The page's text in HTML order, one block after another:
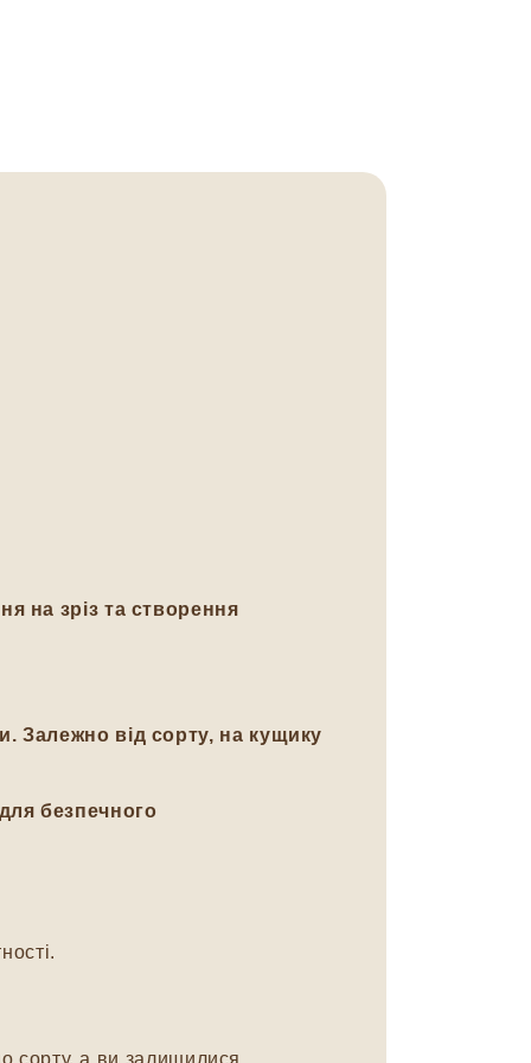
на зріз та створення
Залежно від сорту, на кущику
безпечного
сорту, а ви залишилися